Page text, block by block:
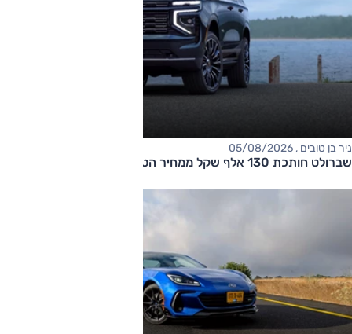
ניר בן טובים , 05/08/2026
שברולט חותכת 130 אלף שקל ממחיר הטאהו